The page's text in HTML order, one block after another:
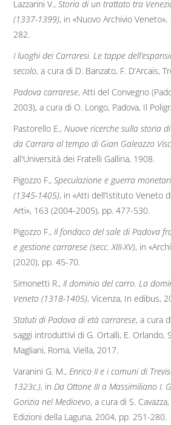
Lazzarini V., Storia di un trattato tra
(1337-1399), in «Nuovo Archivio
282.
I luoghi dei Carraresi. Le tappe
secolo, a cura di D. Banzato, F. D’Arcais,
Padova carrarese, Atti del Convegno
2003), a cura di O. Longo, Padova, Il
Pastorello E., Nuove ricerche sulla storia
da Carrara al tempo di Gian Galeazzo
all'Università dei Fratelli Gallina, 1908.
Pigozzo F., Speculazione e guerra
(1345-1405), in «Atti dell’Istituto Veneto
Arti», 163 (2004-2005), pp. 477-530.
Pigozzo F., Il fondaco del sale di Padova
e gestione carrarese (secc. XIII-XV), in
(2020), pp. 45-70.
Simonetti R., Il dominio del carro. La
Veneto (1318-1405), Vicenza, In edibus,
Statuti di Padova di età carrarese, a cura
saggi introduttivi di G. Ortalli, E. Orlando,
Magliani, Roma, Viella, 2017.
Varanini G. M., Enrico II e i comuni di
1323c.), in Da Ottone III a Massimiliano I.
Gorizia nel Medioevo, a cura di S.
Edizioni della Laguna, 2004, pp. 251-280.